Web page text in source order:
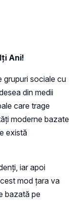
Ani!
grupuri sociale cu
din medii
care trage
moderne bazate
există
iar apoi
mod țara va
bazată pe